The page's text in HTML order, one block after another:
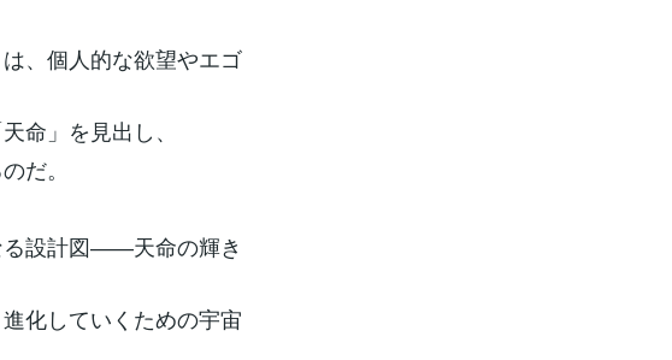
、個人的な欲望やエゴ
命」を見出し、
だ。
る設計図――天命の輝き
化していくための宇宙